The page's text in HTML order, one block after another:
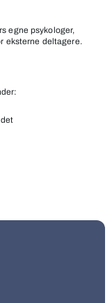
egne psykologer,
eksterne deltagere.